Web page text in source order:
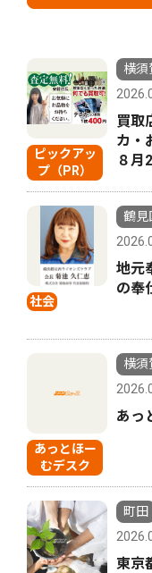
ピックアッ
プ（PR）
横須
買取
カ・
８月
社会
鶴見
地元
の奉
あっとほー
むデスク
横須
あっ
町田
東京